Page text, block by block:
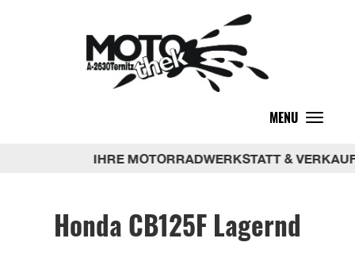
MENU
Toggle
IHRE MOTORRADWERKSTATT &
Honda CB125F Lagernd